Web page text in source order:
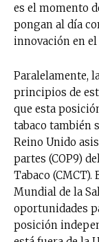
es el momento
pongan al día
innovación en
Paralelamente,
principios de
que esta
tabaco también
Reino Unido
partes (COP9)
Tabaco
Mundial de la
oportunidades
posición